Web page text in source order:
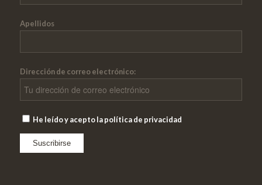
Apellidos
Dirección de correo electrónico:
He leído y acepto la política de privacidad